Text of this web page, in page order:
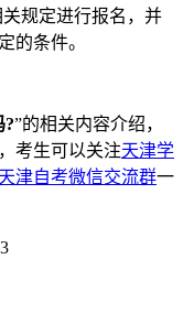
规定进行报名，并
的条件。
?”的相关内容介绍，
考生可以关注天津学
天津自考微信交流群一